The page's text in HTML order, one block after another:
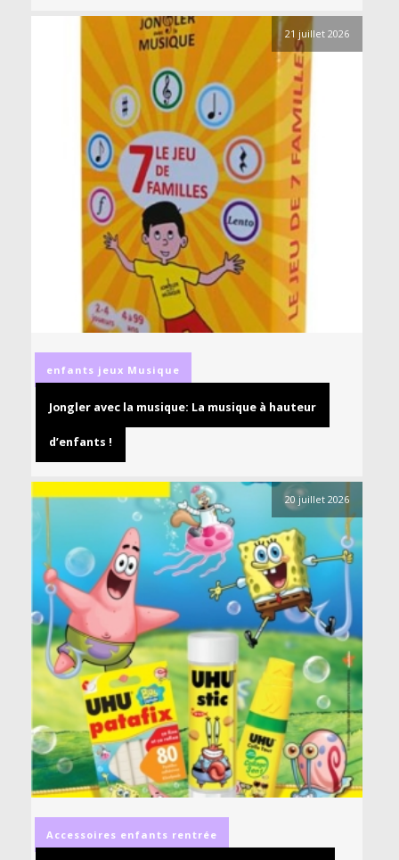
21 juillet 2026
enfants jeux Musique
Jongler avec la musique: La musique à hauteur
d’enfants !
20 juillet 2026
Accessoires enfants rentrée